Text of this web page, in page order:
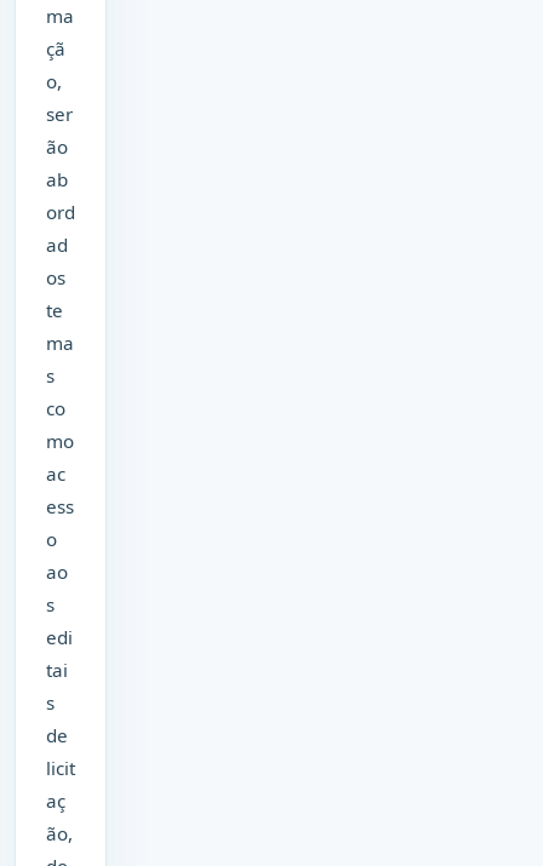
ma
çã
o,
ser
ão
ab
ord
ad
os
te
ma
s
co
mo
ac
ess
o
ao
s
edi
tai
s
de
licit
aç
ão,